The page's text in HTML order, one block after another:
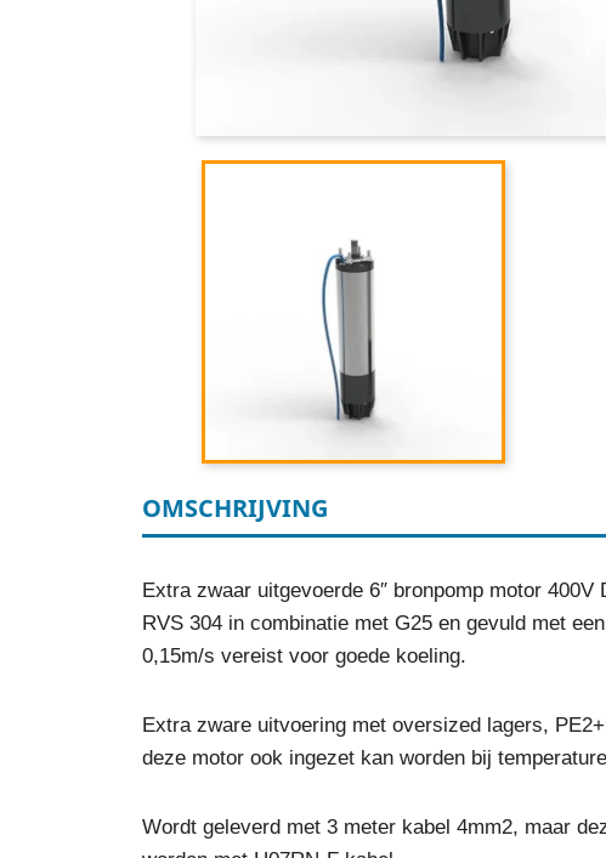
OMSCHRIJVING
Extra zwaar uitgevoerde 6″ bronpomp motor
RVS 304 in combinatie met G25 en gevuld met
0,15m/s vereist voor goede koeling.
Extra zware uitvoering met oversized lagers,
deze motor ook ingezet kan worden bij
Wordt geleverd met 3 meter kabel 4mm2, maar